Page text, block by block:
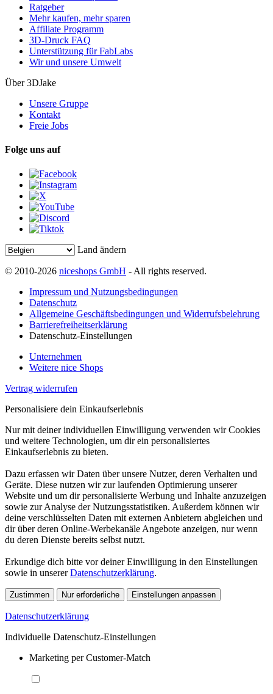
Ratgeber
Mehr kaufen, mehr sparen
Affiliate Programm
3D-Druck FAQ
Unterstützung für FabLabs
Wir und unsere Umwelt
Über 3DJake
Unsere Gruppe
Kontakt
Freie Jobs
Folge uns auf
Land ändern
© 2010-2026 niceshops GmbH - All rights reserved.
Impressum und Nutzungsbedingungen
Datenschutz
Allgemeine Geschäftsbedingungen und Widerrufsbelehrung
Barrierefreiheitserklärung
Datenschutz-Einstellungen
Unternehmen
Weitere nice Shops
Vertrag widerrufen
Personalisiere dein Einkaufserlebnis
Nur mit deiner individuellen Einwilligung verwenden wir Cookies
und weitere Technologien, um dir ein personalisiertes
Einkaufserlebnis zu bieten.
Dazu erfassen wir Daten über unsere Nutzer, deren Verhalten und
Geräte. Diese nutzen wir zur laufenden Optimierung unserer
Website und um dir personalisierte Werbung und Inhalte anzuzeigen
sowie zur Analyse der Nutzungsstatistiken. Außerdem können wir
deine verschlüsselten Daten mit externen Anbietern abgleichen und
dir über deren Online-Werbekanäle Angebote anzeigen, nur wenn
du deren Dienste bereits selbst nutzt.
Erkundige dich bitte vor deiner Einwilligung in den Einstellungen
sowie in unsererDatenschutzerklärung.
Zustimmen Nur erforderliche Einstellungen anpassen
Datenschutzerklärung
Individuelle Datenschutz-Einstellungen
Marketing per Customer-Match